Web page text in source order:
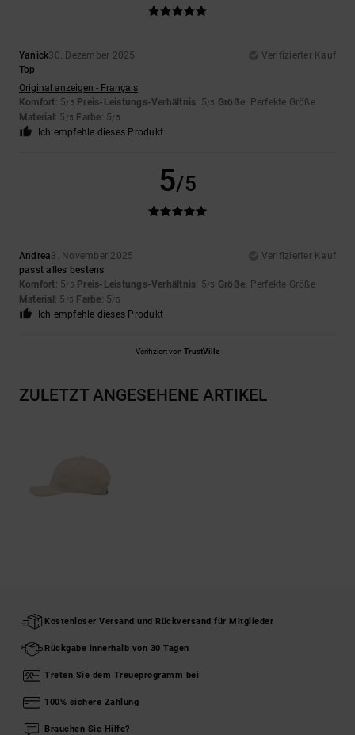
Yanick30. Dezember 2025
Verifizierter Kauf
Top
Original anzeigen - Français
Komfort: 5/5 Preis-Leistungs-Verhältnis: 5/5 Größe: Perfekte Größe
Material : 5 /5 Farbe: 5/5
Ich empfehle dieses Produkt
5/5
Andrea3. November 2025
Verifizierter Kauf
passt alles bestens
Komfort: 5/5 Preis-Leistungs-Verhältnis: 5/5 Größe: Perfekte Größe
Material : 5 /5 Farbe: 5/5
Ich empfehle dieses Produkt
Verifiziert von TrustVille
ZULETZT ANGESEHENE ARTIKEL
Kostenloser Versand und Rückversand für Mitglieder
Rückgabe innerhalb von 30 Tagen
Treten Sie dem Treueprogramm bei
100% sichere Zahlung
Brauchen Sie Hilfe?